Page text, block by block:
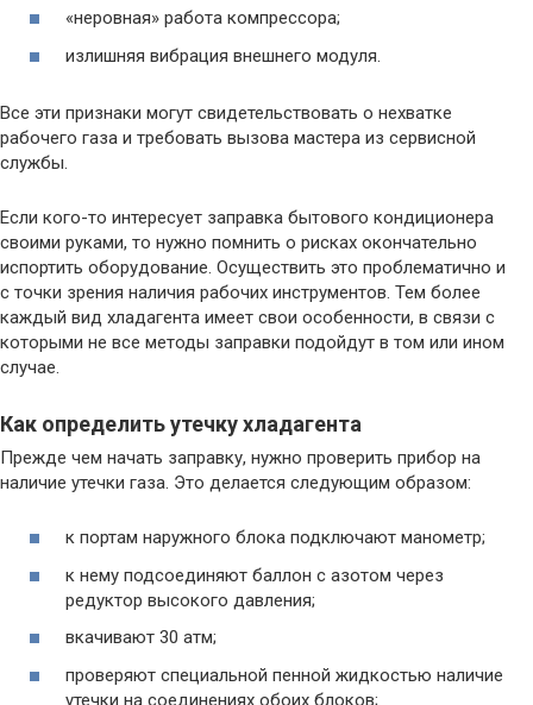
«неровная» работа компрессора;
излишняя вибрация внешнего модуля.
Все эти признаки могут свидетельствовать о нехватке
рабочего газа и требовать вызова мастера из сервисной
службы.
Если кого-то интересует заправка бытового кондиционера
своими руками, то нужно помнить о рисках окончательно
испортить оборудование. Осуществить это проблематично и
с точки зрения наличия рабочих инструментов. Тем более
каждый вид хладагента имеет свои особенности, в связи с
которыми не все методы заправки подойдут в том или ином
случае.
Как определить утечку хладагента
Прежде чем начать заправку, нужно проверить прибор на
наличие утечки газа. Это делается следующим образом:
к портам наружного блока подключают манометр;
к нему подсоединяют баллон с азотом через
редуктор высокого давления;
вкачивают 30 атм;
проверяют специальной пенной жидкостью наличие
утечки на соединениях обоих блоков;